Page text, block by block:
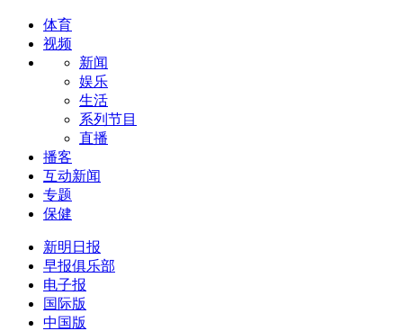
体育
视频
新闻
娱乐
生活
系列节目
直播
播客
互动新闻
专题
保健
新明日报
早报俱乐部
电子报
国际版
中国版